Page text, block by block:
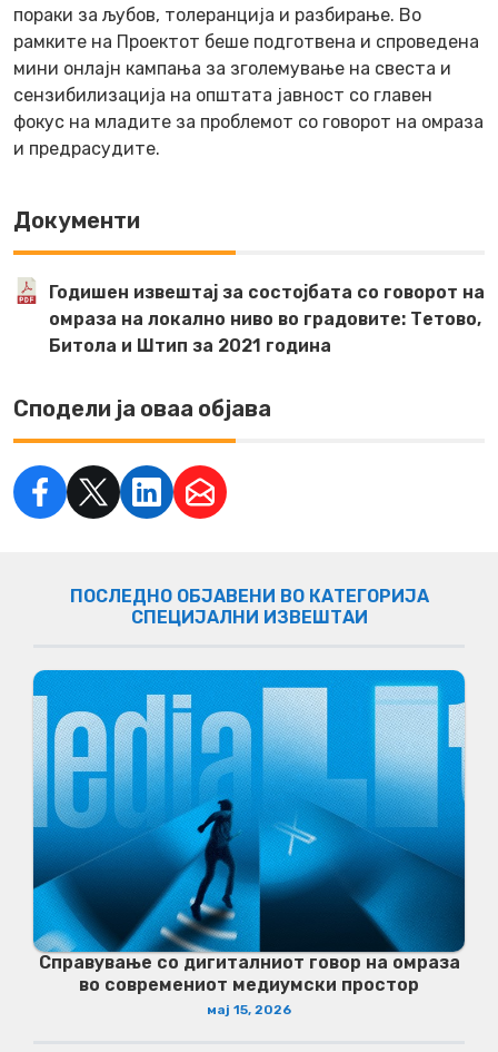
пораки за љубов, толеранција и разбирање. Во
рамките на Проектот беше подготвена и спроведена
мини онлајн кампања за зголемување на свеста и
сензибилизација на општата јавност со главен
фокус на младите за проблемот со говорот на омраза
и предрасудите.
Документи
Годишен извештај за состојбата со говорот на
омраза на локално ниво во градовите: Тетово,
Битола и Штип за 2021 година
Сподели ја оваа објава
ПОСЛЕДНО ОБЈАВЕНИ ВО КАТЕГОРИЈА
СПЕЦИЈАЛНИ ИЗВЕШТАИ
Справување со дигиталниот говор на омраза
во современиот медиумски простор
мај 15, 2026